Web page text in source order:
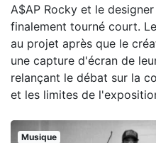
A$AP Rocky et le
finalement tourné court.
au projet après que le
une capture d'écran de
relançant le débat sur la
et les limites de
Musique